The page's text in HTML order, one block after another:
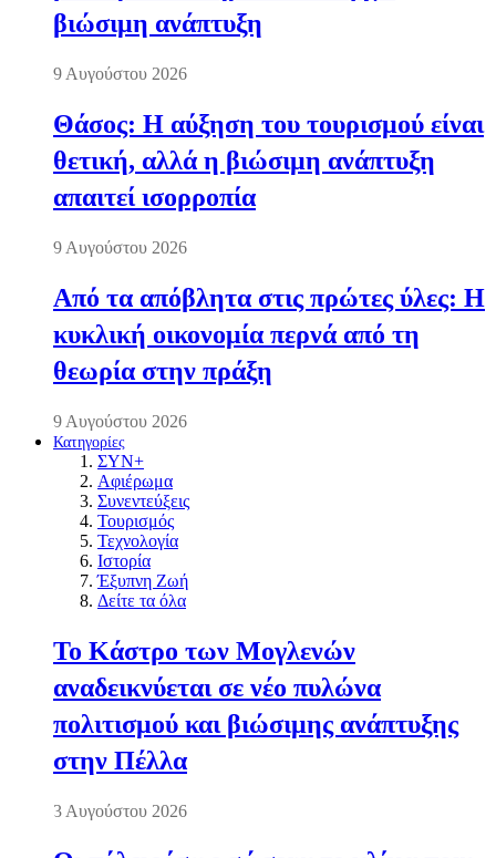
βιώσιμη ανάπτυξη
9 Αυγούστου 2026
Θάσος: Η αύξηση του τουρισμού είναι
θετική, αλλά η βιώσιμη ανάπτυξη
απαιτεί ισορροπία
9 Αυγούστου 2026
Από τα απόβλητα στις πρώτες ύλες: Η
κυκλική οικονομία περνά από τη
θεωρία στην πράξη
9 Αυγούστου 2026
Κατηγορίες
ΣΥΝ+
Αφιέρωμα
Συνεντεύξεις
Τουρισμός
Τεχνολογία
Ιστορία
Έξυπνη Ζωή
Δείτε τα όλα
Το Κάστρο των Μογλενών
αναδεικνύεται σε νέο πυλώνα
πολιτισμού και βιώσιμης ανάπτυξης
στην Πέλλα
3 Αυγούστου 2026